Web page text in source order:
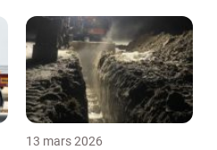
13 mars 2026